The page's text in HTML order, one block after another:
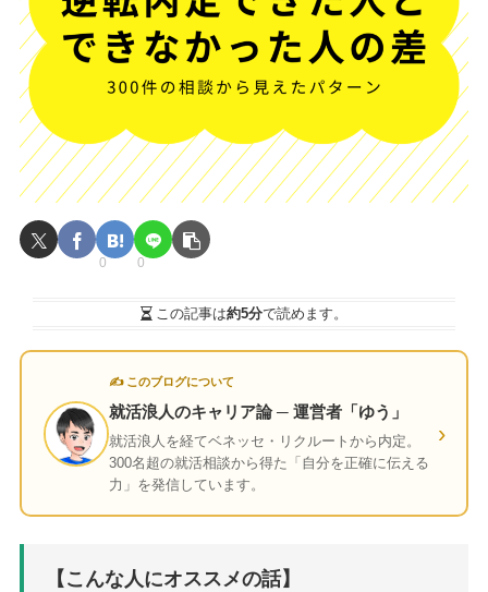
0 0
この記事は約5分で読めます。
✍ このブログについて
就活浪人のキャリア論 ─ 運営者「ゆう」
就活浪人を経てベネッセ・リクルートから内定。
300名超の就活相談から得た「自分を正確に伝える
力」を発信しています。
›
【こんな人にオススメの話】